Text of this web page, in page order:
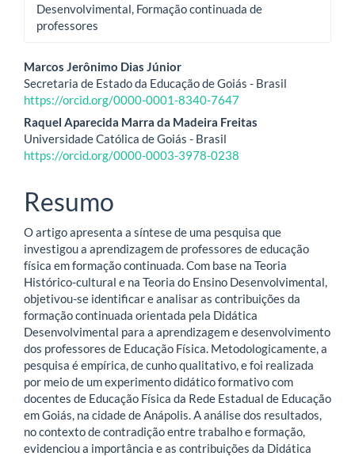
Desenvolvimental, Formação continuada de
professores
Conteúdo
do
artigo
principal
Marcos Jerônimo Dias Júnior
Secretaria de Estado da Educação de Goiás - Brasil
https://orcid.org/0000-0001-8340-7647
Raquel Aparecida Marra da Madeira Freitas
Universidade Católica de Goiás - Brasil
https://orcid.org/0000-0003-3978-0238
Resumo
O artigo apresenta a síntese de uma pesquisa que
investigou a aprendizagem de professores de educação
física em formação continuada. Com base na Teoria
Histórico-cultural e na Teoria do Ensino Desenvolvimental,
objetivou-se identificar e analisar as contribuições da
formação continuada orientada pela Didática
Desenvolvimental para a aprendizagem e desenvolvimento
dos professores de Educação Física. Metodologicamente, a
pesquisa é empírica, de cunho qualitativo, e foi realizada
por meio de um experimento didático formativo com
docentes de Educação Física da Rede Estadual de Educação
em Goiás, na cidade de Anápolis. A análise dos resultados,
no contexto de contradição entre trabalho e formação,
evidenciou a importância e as contribuições da Didática